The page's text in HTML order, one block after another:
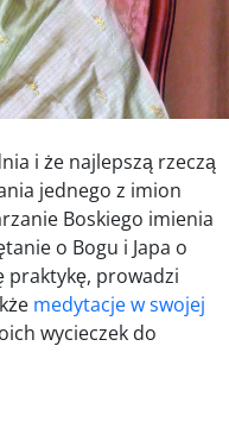
i że najlepszą rzeczą
jednego z imion
Boskiego imienia
o Bogu i Japa o
praktykę, prowadzi
medytacje w swojej
wycieczek do